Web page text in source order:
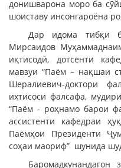
донишварона моро ба
шоиставу инсонгароёна
Дар идома тибқи
Мирсаидов
иқтисодӣ, дотсенти
мавзуи “Паём – нақшаи
Шералиевич-доктори
ихтисоси фалсафа,
“Паём - роҳнамо барои
ассистенти кафедраи
Паёмҳои Президенти
соҳаи маориф” шунида